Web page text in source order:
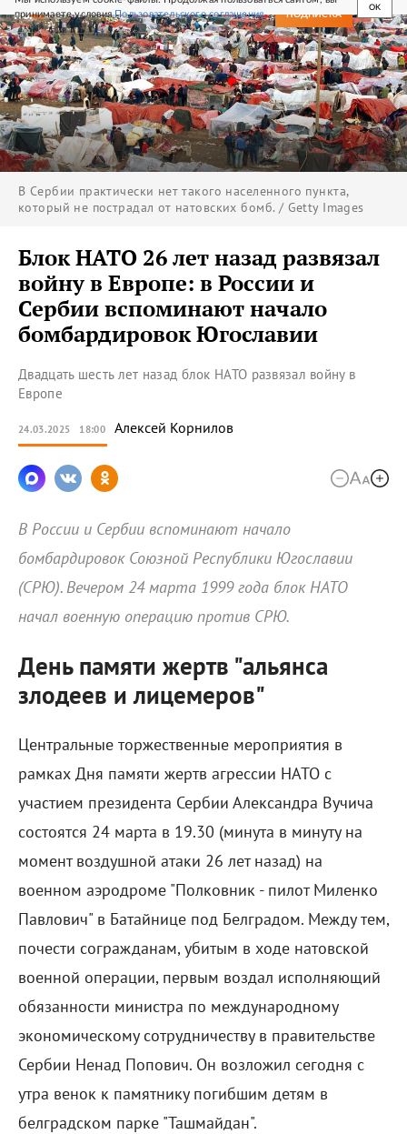
принимаете условияПользовательского соглашения
OK
СВЕЖИЙ НОМЕР ПОДПИСКА
В Сербии практически нет такого населенного пункта,
который не пострадал от натовских бомб. / Getty Images
Блок НАТО 26 лет назад развязал
войну в Европе: в России и
Сербии вспоминают начало
бомбардировок Югославии
Двадцать шесть лет назад блок НАТО развязал войну в
Европе
24.03.2025 18:00 Алексей Корнилов
В России и Сербии вспоминают начало
бомбардировок Союзной Республики Югославии
(СРЮ). Вечером 24 марта 1999 года блок НАТО
начал военную операцию против СРЮ.
День памяти жертв "альянса
злодеев и лицемеров"
Центральные торжественные мероприятия в
рамках Дня памяти жертв агрессии НАТО с
участием президента Сербии Александра Вучича
состоятся 24 марта в 19.30 (минута в минуту на
момент воздушной атаки 26 лет назад) на
военном аэродроме "Полковник - пилот Миленко
Павлович" в Батайнице под Белградом. Между тем,
почести согражданам, убитым в ходе натовской
военной операции, первым воздал исполняющий
обязанности министра по международному
экономическому сотрудничеству в правительстве
Сербии Ненад Попович. Он возложил сегодня с
утра венок к памятнику погибшим детям в
белградском парке "Ташмайдан".